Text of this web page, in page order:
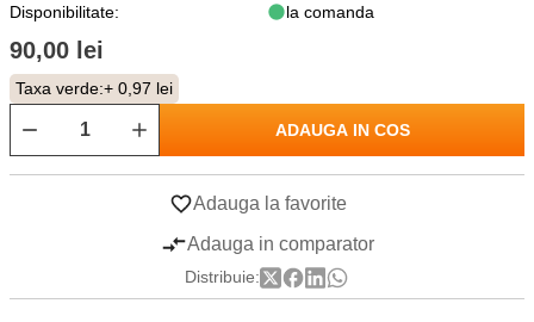
Disponibilitate:
la comanda
90,00 lei
Taxa verde:+ 0,97 lei
ADAUGA IN COS
Adauga la favorite
Adauga in comparator
Distribuie: